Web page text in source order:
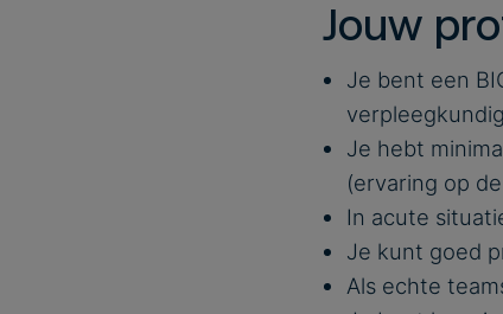
Jouw
Je bent een
Je hebt
(ervaring op
In acute
Je kunt goed
Als echte